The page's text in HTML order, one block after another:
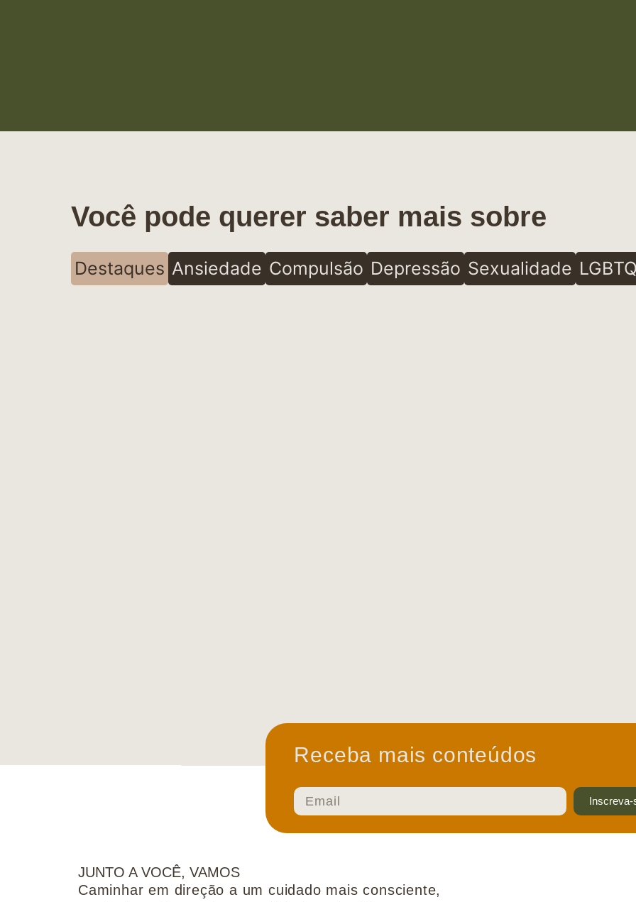
Você pode querer saber mais sobre
Destaques Ansiedade Compulsão Depressão Sexualidade
Receba mais conteúdos
Inscreva-
JUNTO A VOCÊ, VAMOS
Caminhar em direção a um cuidado mais consciente,